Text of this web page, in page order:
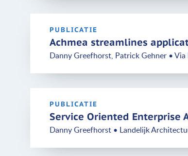
PUBLICATIE
Achmea streamlines
Danny Greefhorst, Patrick Gehner •
PUBLICATIE
Service Oriented Enterprise
Danny Greefhorst • Landelijk